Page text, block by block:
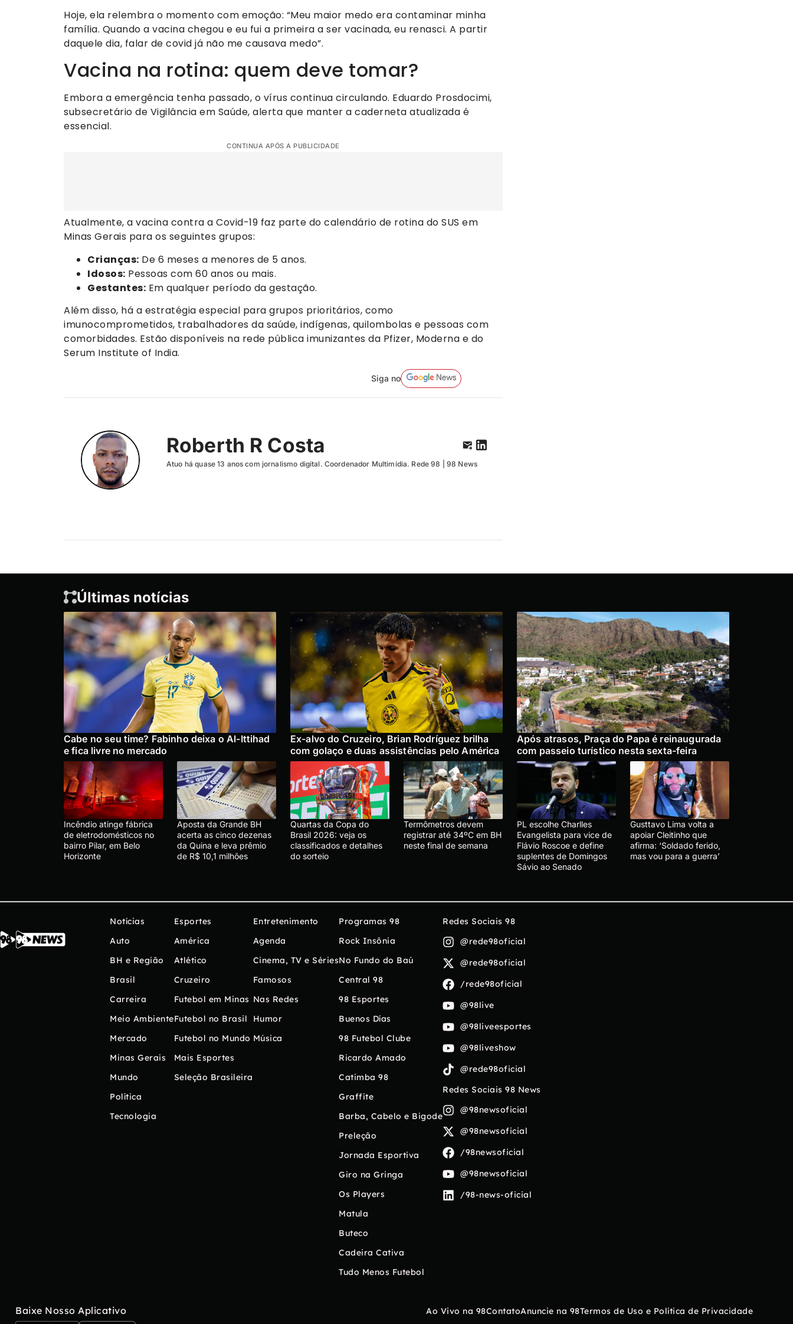
Hoje, ela relembra o momento com emoção: “Meu maior medo era contaminar minha
família. Quando a vacina chegou e eu fui a primeira a ser vacinada, eu renasci. A partir
daquele dia, falar de covid já não me causava medo”.
Vacina na rotina: quem deve tomar?
Embora a emergência tenha passado, o vírus continua circulando. Eduardo Prosdocimi,
subsecretário de Vigilância em Saúde, alerta que manter a caderneta atualizada é
essencial.
CONTINUA APÓS A PUBLICIDADE
Atualmente, a vacina contra a Covid-19 faz parte do calendário de rotina do SUS em
Minas Gerais para os seguintes grupos:
Crianças: De 6 meses a menores de 5 anos.
Idosos: Pessoas com 60 anos ou mais.
Gestantes: Em qualquer período da gestação.
Além disso, há a estratégia especial para grupos prioritários, como
imunocomprometidos, trabalhadores da saúde, indígenas, quilombolas e pessoas com
comorbidades. Estão disponíveis na rede pública imunizantes da Pfizer, Moderna e do
Serum Institute of India.
Siga no
Roberth R Costa
Atuo há quase 13 anos com jornalismo digital. Coordenador Multimídia. Rede 98 | 98 News
Últimas notícias
Cabe no seu time? Fabinho deixa o Al-Ittihad
e fica livre no mercado
Ex-alvo do Cruzeiro, Brian Rodríguez brilha
com golaço e duas assistências pelo América
Após atrasos, Praça do Papa é reinaugurada
com passeio turístico nesta sexta-feira
Incêndio atinge fábrica
de eletrodomésticos no
bairro Pilar, em Belo
Horizonte
Aposta da Grande BH
acerta as cinco dezenas
da Quina e leva prêmio
de R$ 10,1 milhões
Quartas da Copa do
Brasil 2026: veja os
classificados e detalhes
do sorteio
Termômetros devem
registrar até 34ºC em BH
neste final de semana
PL escolhe Charlles
Evangelista para vice de
Flávio Roscoe e define
suplentes de Domingos
Sávio ao Senado
Gusttavo Lima volta a
apoiar Cleitinho que
afirma: ‘Soldado ferido,
mas vou para a guerra’
Notícias
Auto
BH e Região
Brasil
Carreira
Meio Ambiente
Mercado
Minas Gerais
Mundo
Política
Tecnologia
Esportes
América
Atlético
Cruzeiro
Futebol em Minas
Futebol no Brasil
Futebol no Mundo
Mais Esportes
Seleção Brasileira
Entretenimento
Agenda
Cinema, TV e Séries
Famosos
Nas Redes
Humor
Música
Programas 98
Rock Insônia
No Fundo do Baú
Central 98
98 Esportes
Buenos Días
98 Futebol Clube
Ricardo Amado
Catimba 98
Graffite
Barba, Cabelo e Bigode
Preleção
Jornada Esportiva
Giro na Gringa
Os Players
Matula
Buteco
Cadeira Cativa
Tudo Menos Futebol
Redes Sociais 98
@rede98oficial
@rede98oficial
/rede98oficial
@98live
@98liveesportes
@98liveshow
@rede98oficial
Redes Sociais 98 News
@98newsoficial
@98newsoficial
/98newsoficial
@98newsoficial
/98-news-oficial
Baixe Nosso Aplicativo Ao Vivo na 98ContatoAnuncie na 98Termos de Uso e Política de Privacidade